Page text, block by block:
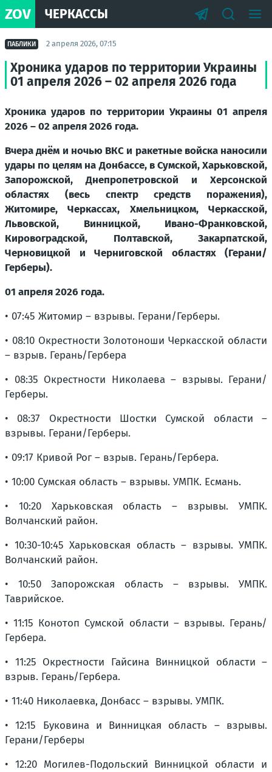
ZOV ЧЕРКАССЫ
ПАБЛИКИ 2 апреля 2026, 07:15
Хроника ударов по территории Украины
01 апреля 2026 – 02 апреля 2026 года
Хроника ударов по территории Украины 01 апреля
2026 – 02 апреля 2026 года.
Вчера днём и ночью ВКС и ракетные войска наносили
удары по целям на Донбассе, в Сумской, Харьковской,
Запорожской, Днепропетровской и Херсонской
областях (весь спектр средств поражения),
Житомире, Черкассах, Хмельницком, Черкасской,
Львовской, Винницкой, Ивано-Франковской,
Кировоградской, Полтавской, Закарпатской,
Черновицкой и Черниговской областях (Герани/
Герберы).
01 апреля 2026 года.
• 07:45 Житомир – взрывы. Герани/Герберы.
• 08:10 Окрестности Золотоноши Черкасской области
– взрыв. Герань/Гербера
• 08:35 Окрестности Николаева – взрывы. Герани/
Герберы.
• 08:37 Окрестности Шостки Сумской области –
взрывы. Герани/Герберы.
• 09:17 Кривой Рог – взрыв. Герань/Гербера.
• 10:00 Сумская область – взрывы. УМПК. Есмань.
• 10:20 Харьковская область – взрывы. УМПК.
Волчанский район.
• 10:30-10:45 Харьковская область – взрывы. УМПК.
Волчанский район.
• 10:50 Запорожская область – взрывы. УМПК.
Таврийское.
• 11:15 Конотоп Сумской области – взрывы. Герань/
Гербера.
• 11:25 Окрестности Гайсина Винницкой области –
взрыв. Герань/Гербера.
• 11:40 Николаевка, Донбасс – взрывы. УМПК.
• 12:15 Буковина и Винницкая область – взрывы.
Герани/Герберы
• 12:20 Могилев-Подольский Винницкой области и